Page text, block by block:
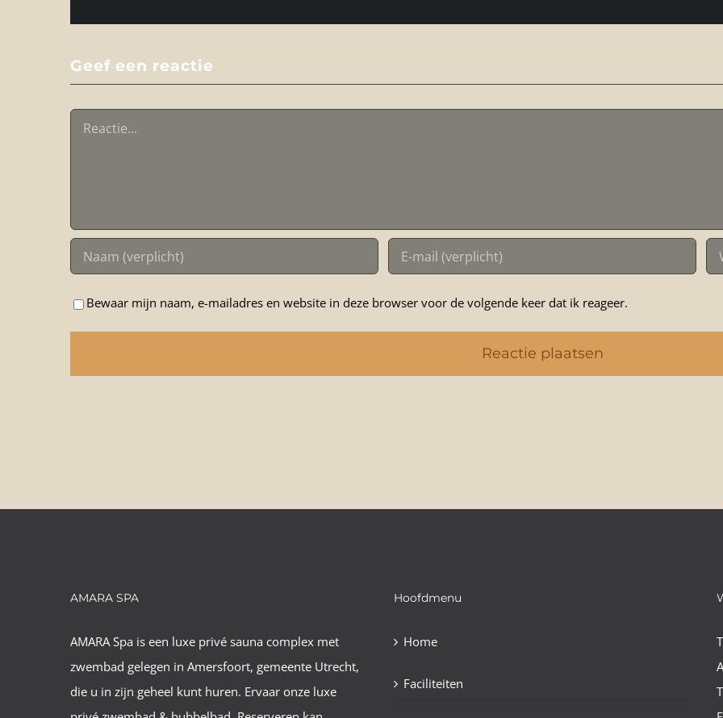
Geef een reactie
Reactie
Bewaar mijn naam, e-mailadres en website in deze browser voor de volgende keer dat ik reageer.
AMARA SPA
AMARA Spa is een luxe privé sauna complex met
zwembad gelegen in Amersfoort, gemeente Utrecht,
die u in zijn geheel kunt huren. Ervaar onze luxe
Hoofdmenu
Home
Faciliteiten